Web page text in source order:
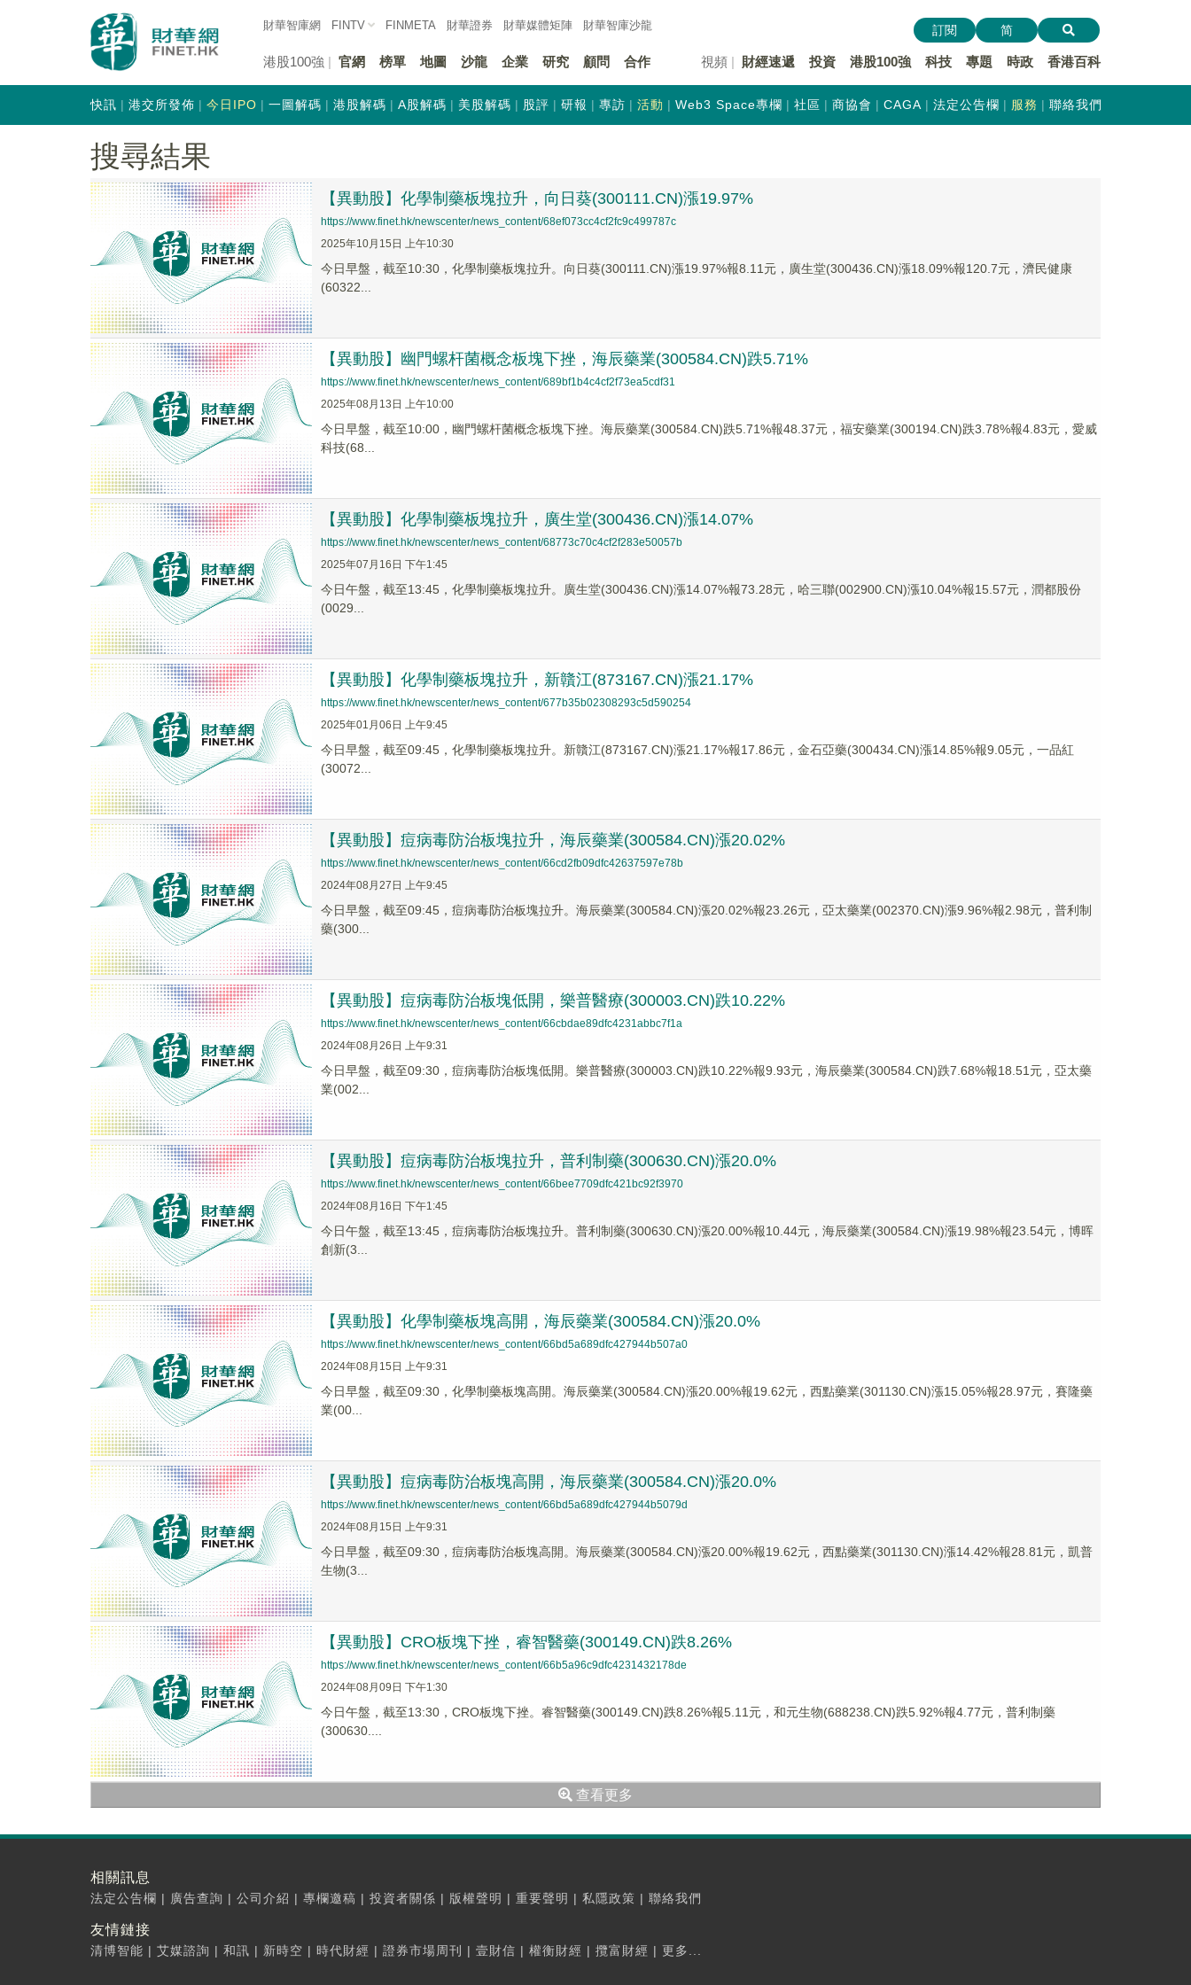
財華智庫網 FINTV FINMETA 財華證券 財華媒體矩陣 財華智庫沙龍
港股100強 官網 榜單 地圖 沙龍 企業 研究 顧問 合作 視頻 財經速遞 投資 港股100強 科技 專題 時政 香港百科
訂閱 简
快訊 港交所發佈 今日IPO 一圖解碼 港股解碼 A股解碼 美股解碼 股評 研報 專訪 活動 Web3 Space專欄 社區 商協會 CAGA 法定公告欄 服務 聯絡我們
搜尋結果
【異動股】化學制藥板塊拉升，向日葵(300111.CN)漲19.97%
https://www.finet.hk/newscenter/news_content/68ef073cc4cf2fc9c499787c
2025年10月15日 上午10:30
今日早盤，截至10:30，化學制藥板塊拉升。向日葵(300111.CN)漲19.97%報8.11元，廣生堂(300436.CN)漲18.09%報120.7元，濟民健康
(60322...
【異動股】幽門螺杆菌概念板塊下挫，海辰藥業(300584.CN)跌5.71%
https://www.finet.hk/newscenter/news_content/689bf1b4c4cf2f73ea5cdf31
2025年08月13日 上午10:00
今日早盤，截至10:00，幽門螺杆菌概念板塊下挫。海辰藥業(300584.CN)跌5.71%報48.37元，福安藥業(300194.CN)跌3.78%報4.83元，愛威
科技(68...
【異動股】化學制藥板塊拉升，廣生堂(300436.CN)漲14.07%
https://www.finet.hk/newscenter/news_content/68773c70c4cf2f283e50057b
2025年07月16日 下午1:45
今日午盤，截至13:45，化學制藥板塊拉升。廣生堂(300436.CN)漲14.07%報73.28元，哈三聯(002900.CN)漲10.04%報15.57元，潤都股份
(0029...
【異動股】化學制藥板塊拉升，新贛江(873167.CN)漲21.17%
https://www.finet.hk/newscenter/news_content/677b35b02308293c5d590254
2025年01月06日 上午9:45
今日早盤，截至09:45，化學制藥板塊拉升。新贛江(873167.CN)漲21.17%報17.86元，金石亞藥(300434.CN)漲14.85%報9.05元，一品紅
(30072...
【異動股】痘病毒防治板塊拉升，海辰藥業(300584.CN)漲20.02%
https://www.finet.hk/newscenter/news_content/66cd2fb09dfc42637597e78b
2024年08月27日 上午9:45
今日早盤，截至09:45，痘病毒防治板塊拉升。海辰藥業(300584.CN)漲20.02%報23.26元，亞太藥業(002370.CN)漲9.96%報2.98元，普利制
藥(300...
【異動股】痘病毒防治板塊低開，樂普醫療(300003.CN)跌10.22%
https://www.finet.hk/newscenter/news_content/66cbdae89dfc4231abbc7f1a
2024年08月26日 上午9:31
今日早盤，截至09:30，痘病毒防治板塊低開。樂普醫療(300003.CN)跌10.22%報9.93元，海辰藥業(300584.CN)跌7.68%報18.51元，亞太藥
業(002...
【異動股】痘病毒防治板塊拉升，普利制藥(300630.CN)漲20.0%
https://www.finet.hk/newscenter/news_content/66bee7709dfc421bc92f3970
2024年08月16日 下午1:45
今日午盤，截至13:45，痘病毒防治板塊拉升。普利制藥(300630.CN)漲20.00%報10.44元，海辰藥業(300584.CN)漲19.98%報23.54元，博晖
創新(3...
【異動股】化學制藥板塊高開，海辰藥業(300584.CN)漲20.0%
https://www.finet.hk/newscenter/news_content/66bd5a689dfc427944b507a0
2024年08月15日 上午9:31
今日早盤，截至09:30，化學制藥板塊高開。海辰藥業(300584.CN)漲20.00%報19.62元，西點藥業(301130.CN)漲15.05%報28.97元，賽隆藥
業(00...
【異動股】痘病毒防治板塊高開，海辰藥業(300584.CN)漲20.0%
https://www.finet.hk/newscenter/news_content/66bd5a689dfc427944b5079d
2024年08月15日 上午9:31
今日早盤，截至09:30，痘病毒防治板塊高開。海辰藥業(300584.CN)漲20.00%報19.62元，西點藥業(301130.CN)漲14.42%報28.81元，凱普
生物(3...
【異動股】CRO板塊下挫，睿智醫藥(300149.CN)跌8.26%
https://www.finet.hk/newscenter/news_content/66b5a96c9dfc4231432178de
2024年08月09日 下午1:30
今日午盤，截至13:30，CRO板塊下挫。睿智醫藥(300149.CN)跌8.26%報5.11元，和元生物(688238.CN)跌5.92%報4.77元，普利制藥
(300630....
查看更多
相關訊息
法定公告欄 | 廣告查詢 | 公司介紹 | 專欄邀稿 | 投資者關係 | 版權聲明 | 重要聲明 | 私隱政策 | 聯絡我們
友情鏈接
清博智能 | 艾媒諮詢 | 和訊 | 新時空 | 時代財經 | 證券市場周刊 | 壹財信 | 權衡財經 | 攬富財經 | 更多...